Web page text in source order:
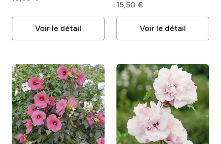
Voir le détail
15,50 €
Voir le détail